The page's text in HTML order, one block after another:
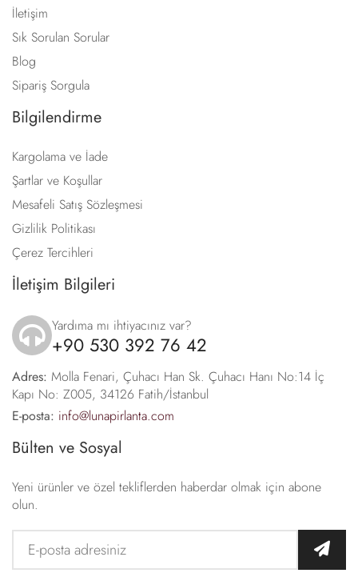
İletişim
Sık Sorulan Sorular
Blog
Sipariş Sorgula
Bilgilendirme
Kargolama ve İade
Şartlar ve Koşullar
Mesafeli Satış Sözleşmesi
Gizlilik Politikası
Çerez Tercihleri
İletişim Bilgileri
icon
Yardıma mı ihtiyacınız var?
+90 530 392 76 42
Adres: Molla Fenari, Çuhacı Han Sk. Çuhacı Hanı No:14 İç
Kapı No: Z005, 34126 Fatih/İstanbul
E-posta: info@lunapirlanta.com
Bülten ve Sosyal
Yeni ürünler ve özel tekliflerden haberdar olmak için abone
olun.